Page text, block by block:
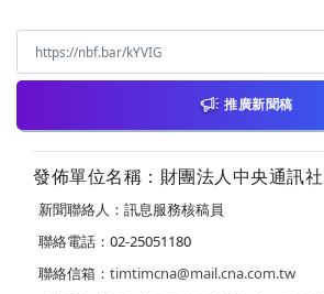
推廣新聞稿
發佈單位名稱：財團法人中央通訊社
新聞聯絡人：訊息服務核稿員
聯絡電話：02-25051180
聯絡信箱： timtimcna@mail.cna.com.tw